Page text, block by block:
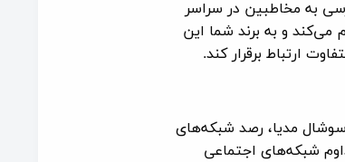
به مخاطبین در سراسر
می‌کند و به برند شما این
ارتباط برقرار کند.
مدیا، رصد شبکه‌های
شبکه‌های اجتماعی